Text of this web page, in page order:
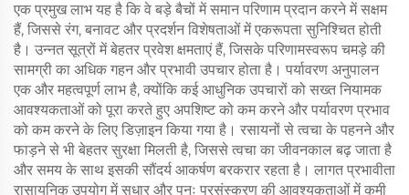
एक प्रमुख लाभ यह है कि वे बड़े बैचों में समान परिणाम प्रदान करने में सक्षम
हैं, जिससे रंग, बनावट और प्रदर्शन विशेषताओं में एकरूपता सुनिश्चित होती
है। उन्नत सूत्रों में बेहतर प्रवेश क्षमताएं हैं, जिसके परिणामस्वरूप चमड़े की
सामग्री का अधिक गहन और प्रभावी उपचार होता है। पर्यावरण अनुपालन
एक और महत्वपूर्ण लाभ है, क्योंकि कई आधुनिक उपचारों को सख्त नियामक
आवश्यकताओं को पूरा करते हुए अपशिष्ट को कम करने और पर्यावरण प्रभाव
को कम करने के लिए डिज़ाइन किया गया है। रसायनों से त्वचा के पहनने और
फाड़ने से भी बेहतर सुरक्षा मिलती है, जिससे त्वचा का जीवनकाल बढ़ जाता है
और समय के साथ इसकी सौंदर्य आकर्षण बरकरार रहता है। लागत प्रभावीता
रासायनिक उपयोग में सुधार और पुनः प्रसंस्करण की आवश्यकताओं में कमी